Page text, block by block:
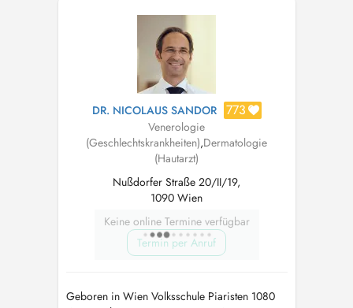
spezialisiert hat. Leistungsschwerpunkte:
Hauterkrankungen: Behandlung von Psoriasis,
Neurodermiti...
DR. NICOLAUS SANDOR 773
Venerologie
(Geschlechtskrankheiten),Dermatologie
(Hautarzt)
Nußdorfer Straße 20/II/19,
1090 Wien
Keine online Termine verfügbar
Termin per Anruf
Geboren in Wien Volksschule Piaristen 1080